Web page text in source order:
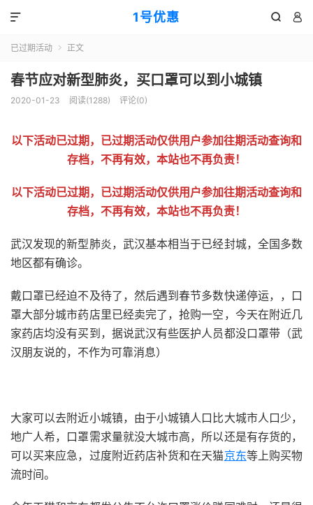
1号优惠  

已过期活动  正文
春节应对新型肺炎，买口罩可以到小城镇
2020-01-23 阅读(1288) 评论(0)
以下活动已过期，已过期活动仅供用户参加往期活动查询和
存档，不再有效，本站也不再负责！
以下活动已过期，已过期活动仅供用户参加往期活动查询和
存档，不再有效，本站也不再负责！
武汉发现的新型肺炎，武汉基本相当于已经封城，全国多数
地区都有确诊。
戴口罩已经迫不及待了，然后遇到春节多数快递停运，，口
罩大部分城市药店里已经卖完了，抢购一空，今天在附近几
家药店均没有买到，据说武汉有些医护人员都没口罩带（武
汉朋友说的，不作为可靠消息）
大家可以去附近小城镇，由于小城镇人口比大城市人口少，
地广人希，口罩需求量就没大城市高，所以还是有存货的，
可以买来应急，过度附近药店补货和在天猫京东等上购买物
流时间。